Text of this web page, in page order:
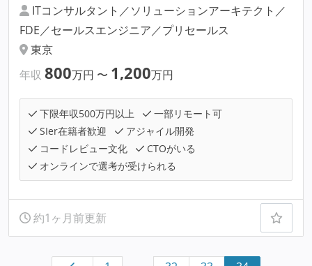
ITコンサルタント／ソリューションアーキテクト／
FDE／セールスエンジニア／プリセールス
東京
年収 800万円 〜 1,200万円
下限年収500万円以上
一部リモート可
SIer在籍者歓迎
アジャイル開発
コードレビュー文化
CTOがいる
オンラインで選考が受けられる
約1ヶ月前更新